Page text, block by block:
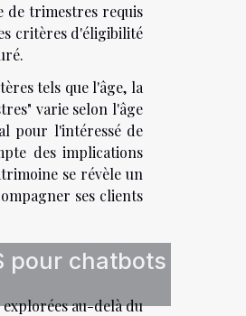
de trimestres requis
critères d'éligibilité
tels que l'âge, la
varie selon l'âge
pour l'intéressé de
des implications
se révèle un
ses clients
au-delà du
pour chatbots